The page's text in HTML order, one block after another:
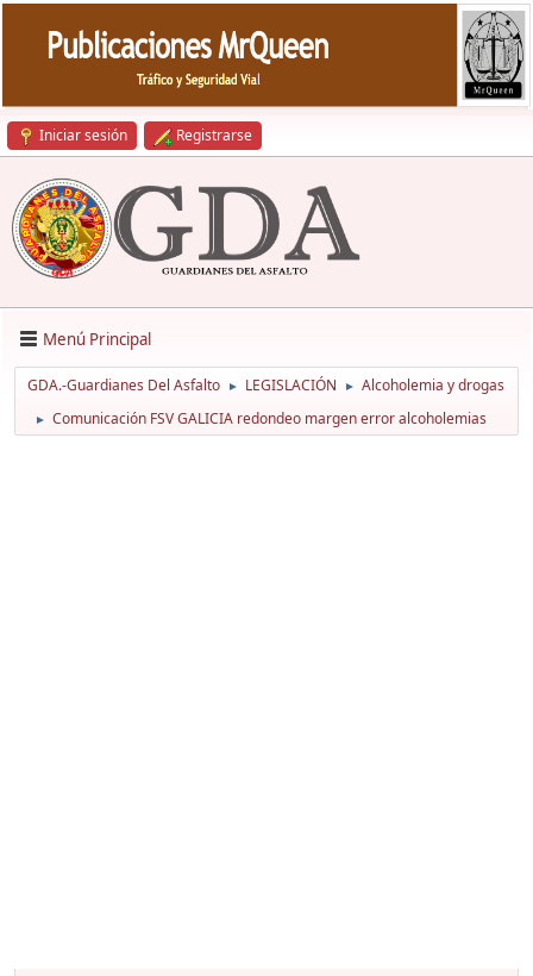
Iniciar sesión Registrarse
Menú Principal
GDA.-Guardianes Del Asfalto ► LEGISLACIÓN ► Alcoholemia y drogas
► Comunicación FSV GALICIA redondeo margen error alcoholemias